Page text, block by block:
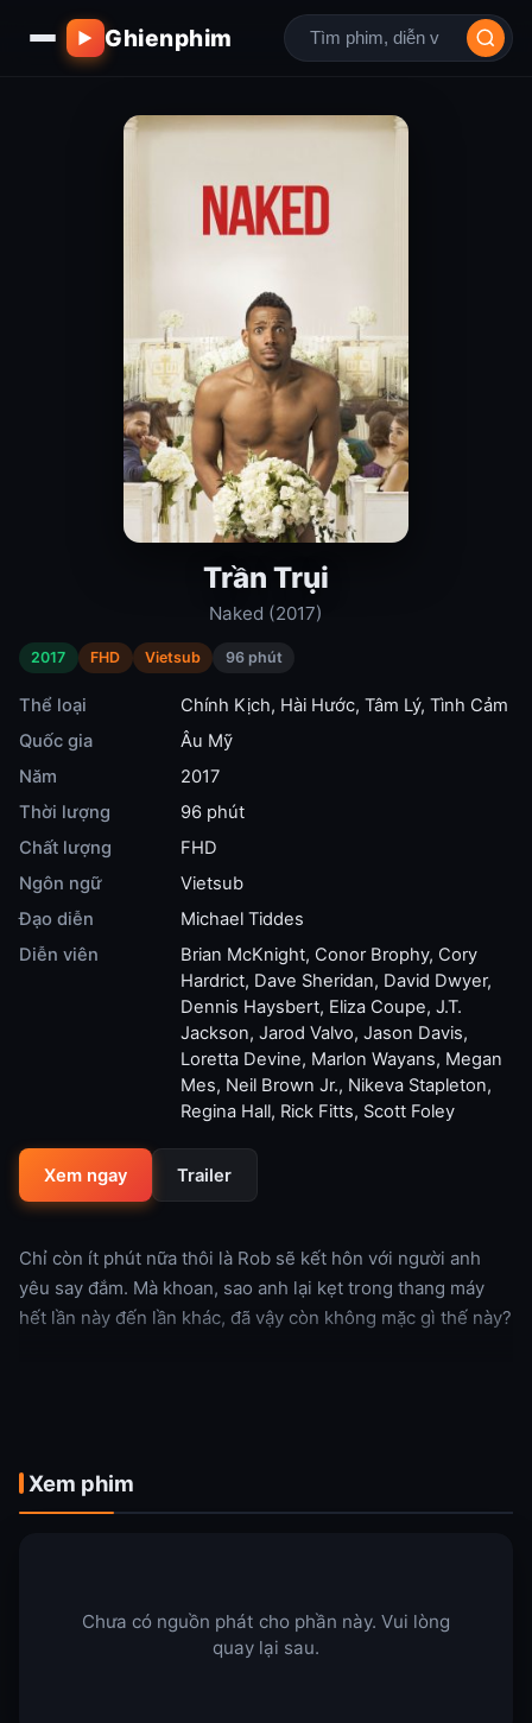
▶ Ghienphim
Trần Trụi
Naked (2017)
2017 FHD Vietsub 96 phút
Thể loại Chính Kịch, Hài Hước, Tâm Lý, Tình Cảm
Quốc gia
Âu Mỹ
Năm
2017
Thời lượng
96 phút
Chất lượng
FHD
Ngôn ngữ
Vietsub
Đạo diễn
Michael Tiddes
Diễn viên
Brian McKnight, Conor Brophy, Cory
Hardrict, Dave Sheridan, David Dwyer,
Dennis Haysbert, Eliza Coupe, J.T.
Jackson, Jarod Valvo, Jason Davis,
Loretta Devine, Marlon Wayans, Megan
Mes, Neil Brown Jr., Nikeva Stapleton,
Regina Hall, Rick Fitts, Scott Foley
Xem ngay Trailer
Chỉ còn ít phút nữa thôi là Rob sẽ kết hôn với người anh
yêu say đắm. Mà khoan, sao anh lại kẹt trong thang máy
hết lần này đến lần khác, đã vậy còn không mặc gì thế này?
Xem phim
Chưa có nguồn phát cho phần này. Vui lòng
quay lại sau.